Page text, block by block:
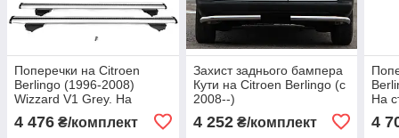
Поперечки на Citroen
Berlingo (1996-2008)
Wizzard V1 Grey. На
Пластиковий ключ. Сірі
4 476 ₴/комплект
Захист заднього бампера
Кути на Citroen Berlingo (c
2008--)
4 252₴/комплект
На
4